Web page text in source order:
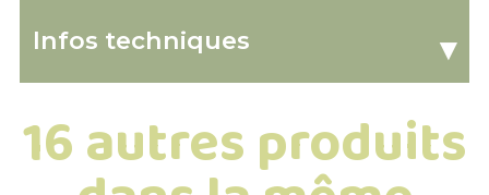
Infos techniques ▾
16 autres produits